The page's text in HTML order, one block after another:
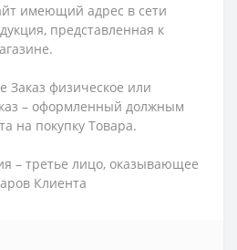
имеющий адрес в сети
представленная к
Заказ физическое или
– оформленный должным
на покупку Товара.
– третье лицо, оказывающее
Клиента